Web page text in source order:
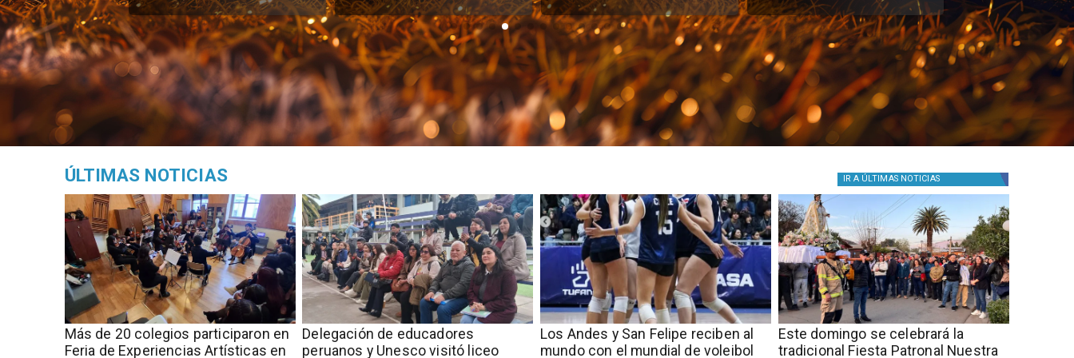
ÚLTIMAS NOTICIAS IR A ÚLTIMAS NOTICIAS
Más de 20 colegios participaron en
Feria de Experiencias Artísticas en
Delegación de educadores
peruanos y Unesco visitó liceo
​​Los Andes y San Felipe reciben al
mundo con el mundial de voleibol
Este domingo se celebrará la
tradicional Fiesta Patronal Nuestra